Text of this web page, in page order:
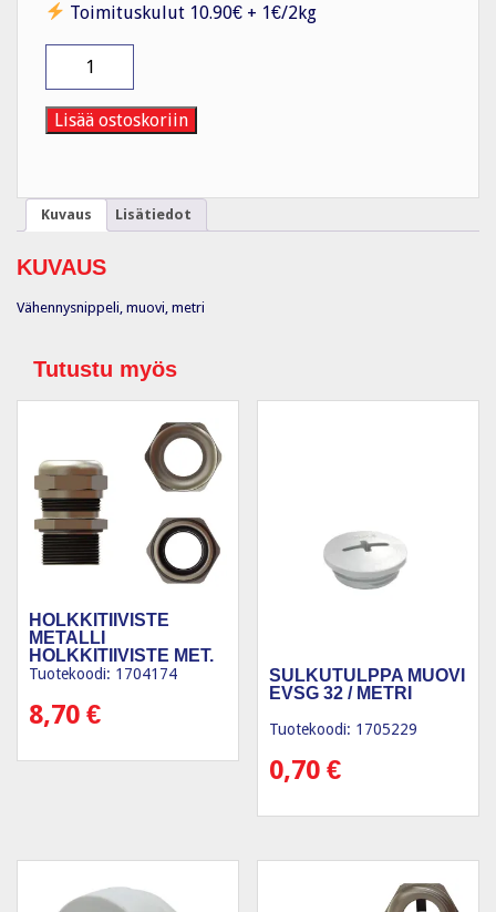
Toimituskulut 10.90€ + 1€/2kg
muovi
KRM
40/32
/
Lisää ostoskoriin
Kuvaus Lisätiedot
KUVAUS
Vähennysnippeli, muovi, metri
Tutustu myös
HOLKKITIIVISTE
METALLI
HOLKKITIIVISTE MET.
M25
Tuotekoodi: 1704174
8,70 €
SULKUTULPPA MUOVI
EVSG 32 / METRI
Tuotekoodi: 1705229
0,70€